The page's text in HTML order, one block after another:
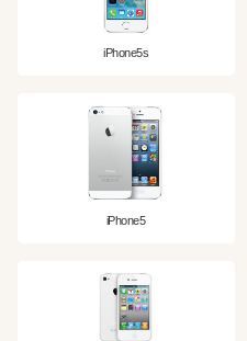
iPhone5s
iPhone5